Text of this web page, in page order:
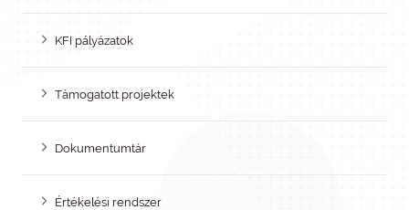
KFI pályázatok
Támogatott projektek
Dokumentumtár
Értékelési rendszer